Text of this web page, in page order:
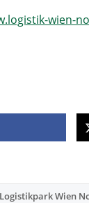
wien-
Logistikpark Wien